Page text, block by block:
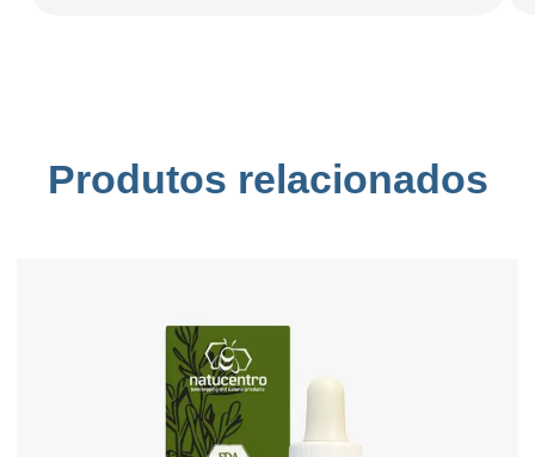
Produtos relacionados